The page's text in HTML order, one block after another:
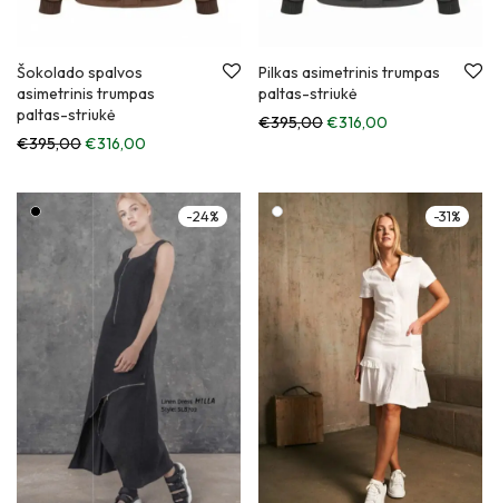
Šokolado spalvos
asimetrinis trumpas
paltas-striukė
€395,00€316,00
Pilkas asimetrinis trumpas
paltas-striukė
€395,00€316,00
-24% -31%